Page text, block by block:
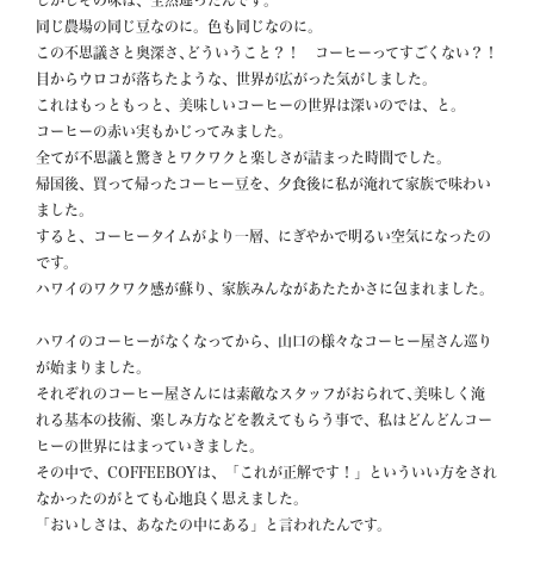
同じ農場の同じ豆なのに。色も同じなのに。
この不思議さと奥深さ､どういうこと？！　コーヒーってすごくない？！
目からウロコが落ちたような、世界が広がった気がしました。
これはもっともっと、美味しいコーヒーの世界は深いのでは、と。
コーヒーの赤い実もかじってみました。
全てが不思議と驚きとワクワクと楽しさが詰まった時間でした。
帰国後、買って帰ったコーヒー豆を、夕食後に私が淹れて家族で味わい
ました。
すると、コーヒータイムがより一層、にぎやかで明るい空気になったの
です。
ハワイのワクワク感が蘇り、家族みんながあたたかさに包まれました。
ハワイのコーヒーがなくなってから、山口の様々なコーヒー屋さん巡り
が始まりました。
それぞれのコーヒー屋さんには素敵なスタッフがおられて､美味しく淹
れる基本の技術、楽しみ方などを教えてもらう事で、私はどんどんコー
ヒーの世界にはまっていきました。
その中で、COFFEEBOYは、「これが正解です！」といういい方をされ
なかったのがとても心地良く思えました。
「おいしさは、あなたの中にある」と言われたんです。